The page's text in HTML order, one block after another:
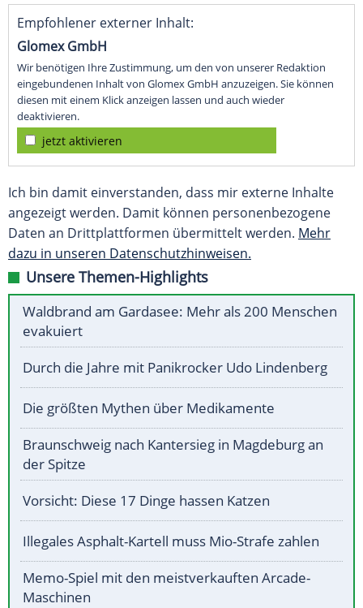
Empfohlener externer Inhalt:
Glomex GmbH
Wir benötigen Ihre Zustimmung, um den von unserer Redaktion
eingebundenen Inhalt von Glomex GmbH anzuzeigen. Sie können
diesen mit einem Klick anzeigen lassen und auch wieder
deaktivieren.
jetzt aktivieren
Ich bin damit einverstanden, dass mir externe Inhalte
angezeigt werden. Damit können personenbezogene
Daten an Drittplattformen übermittelt werden. Mehr
dazu in unseren Datenschutzhinweisen.
Unsere Themen-Highlights
Waldbrand am Gardasee: Mehr als 200 Menschen
evakuiert
Durch die Jahre mit Panikrocker Udo Lindenberg
Die größten Mythen über Medikamente
Braunschweig nach Kantersieg in Magdeburg an
der Spitze
Vorsicht: Diese 17 Dinge hassen Katzen
Illegales Asphalt-Kartell muss Mio-Strafe zahlen
Memo-Spiel mit den meistverkauften Arcade-
Maschinen